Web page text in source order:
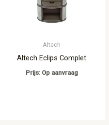
Altech
Altech Eclips Complet
Prijs: Op aanvraag